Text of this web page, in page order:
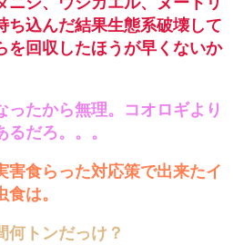
ち込んだ結果生態系破壊して
を回収したほうが早くないか
ったから無理。コオロギより
だろ。。。
害食らった対応策で出来たイ
は。
何トンだっけ？